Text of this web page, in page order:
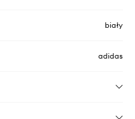
biały
adidas